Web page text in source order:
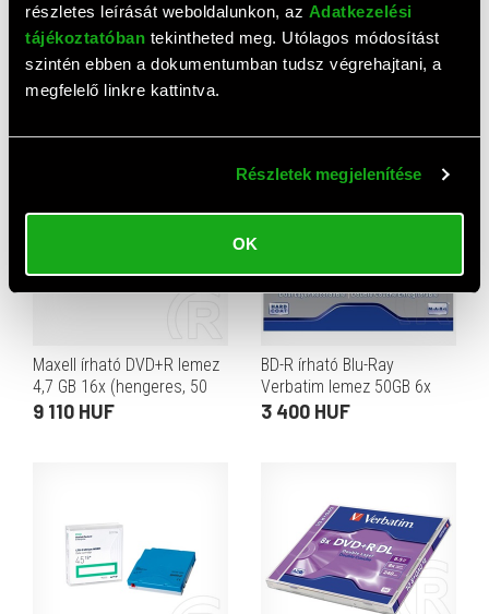
részletes leírását weboldalunkon, az Adatkezelési
tájékoztatóban tekintheted meg. Utólagos módosítást
szintén ebben a dokumentumban tudsz végrehajtani, a
megfelelő linkre kattintva.
Részletek megjelenítése
OK
Maxell CD lemez CD-R80
52x (papír tok)
240 HUF
HPE LTO-8 Ultrium 30TB RW
Data Cartridge
Maxell írható DVD+R lemez
4,7 GB 16x (hengeres, 50
db)
9 110 HUF
BD-R írható Blu-Ray
Verbatim lemez 50GB 6x
3 400 HUF